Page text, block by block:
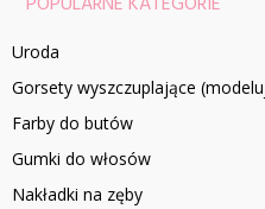
Uroda
Gorsety wyszczuplające
Farby do butów
Gumki do włosów
Nakładki na zęby